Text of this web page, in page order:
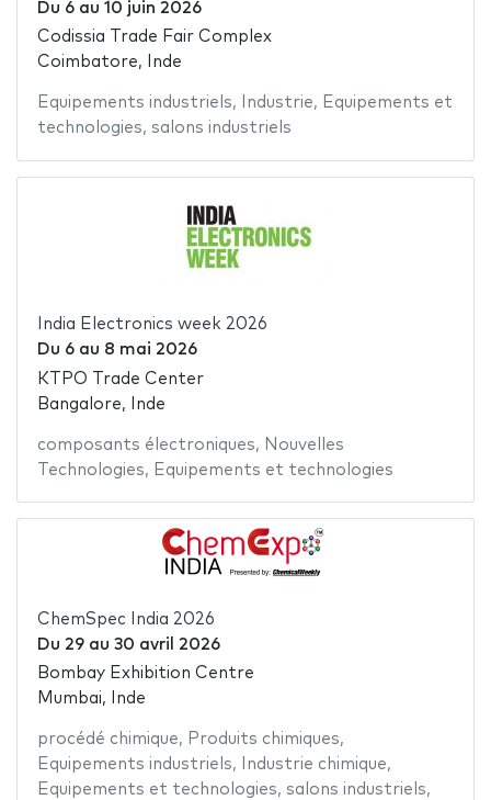
Du 6au 10 juin 2026
Codissia Trade Fair Complex
Coimbatore, Inde
Equipements industriels, Industrie, Equipements et
technologies, salons industriels
India Electronics week 2026
Du 6au 8 mai 2026
KTPO Trade Center
Bangalore, Inde
composants électroniques, Nouvelles
Technologies, Equipements et technologies
ChemSpec India 2026
Du 29au 30 avril 2026
Bombay Exhibition Centre
Mumbai, Inde
procédé chimique, Produits chimiques,
Equipements industriels, Industrie chimique,
Equipements et technologies, salons industriels,